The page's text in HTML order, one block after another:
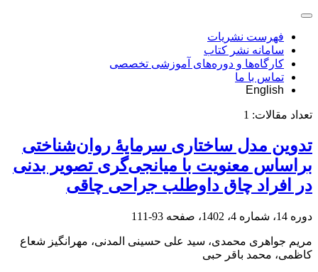
فهرست نشریات
سامانه نشر کتاب
کارگاه‌ها و دوره‌های آموزشی تخصصی
تماس با ما
English
تعداد مقالات: 1
تدوین مدل ساختاری سرمایۀ روان‌شناختی
براساس معنویت با میانجی‌گری تصویر بدنی
در افراد چاق داوطلب جراحی چاقی
دوره 14، شماره 4، 1402، صفحه 93-111
مریم جواهری محمدی، سید علی حسینی المدنی، مهرانگیز شعاع
کاظمی، محمد باقر حبی